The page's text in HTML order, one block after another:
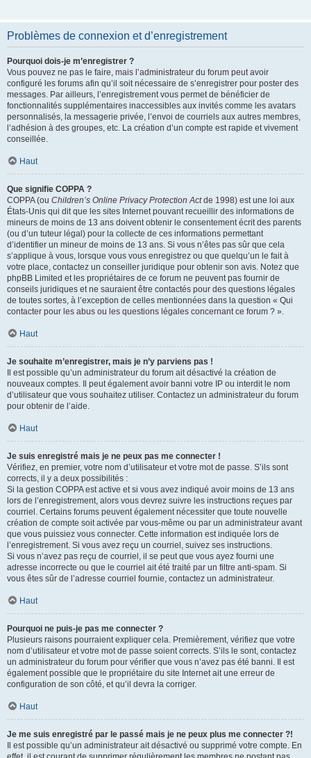
Problèmes de connexion et d’enregistrement
Pourquoi dois-je m’enregistrer ?
Vous pouvez ne pas le faire, mais l’administrateur du forum peut avoir
configuré les forums afin qu’il soit nécessaire de s’enregistrer pour poster des
messages. Par ailleurs, l’enregistrement vous permet de bénéficier de
fonctionnalités supplémentaires inaccessibles aux invités comme les avatars
personnalisés, la messagerie privée, l’envoi de courriels aux autres membres,
l’adhésion à des groupes, etc. La création d’un compte est rapide et vivement
conseillée.
Haut
Que signifie COPPA ?
COPPA (ou Children’s Online Privacy Protection Actde 1998) est une loi aux
États-Unis qui dit que les sites Internet pouvant recueillir des informations de
mineurs de moins de 13 ans doivent obtenir le consentement écrit des parents
(ou d’un tuteur légal) pour la collecte de ces informations permettant
d’identifier un mineur de moins de 13 ans. Si vous n’êtes pas sûr que cela
s’applique à vous, lorsque vous vous enregistrez ou que quelqu’un le fait à
votre place, contactez un conseiller juridique pour obtenir son avis. Notez que
phpBB Limited et les propriétaires de ce forum ne peuvent pas fournir de
conseils juridiques et ne sauraient être contactés pour des questions légales
de toutes sortes, à l’exception de celles mentionnées dans la question « Qui
contacter pour les abus ou les questions légales concernant ce forum ? ».
Haut
Je souhaite m’enregistrer, mais je n’y parviens pas !
Il est possible qu’un administrateur du forum ait désactivé la création de
nouveaux comptes. Il peut également avoir banni votre IP ou interdit le nom
d’utilisateur que vous souhaitez utiliser. Contactez un administrateur du forum
pour obtenir de l’aide.
Haut
Je suis enregistré mais je ne peux pas me connecter !
Vérifiez, en premier, votre nom d’utilisateur et votre mot de passe. S’ils sont
corrects, il y a deux possibilités :
Si la gestion COPPA est active et si vous avez indiqué avoir moins de 13 ans
lors de l’enregistrement, alors vous devrez suivre les instructions reçues par
courriel. Certains forums peuvent également nécessiter que toute nouvelle
création de compte soit activée par vous-même ou par un administrateur avant
que vous puissiez vous connecter. Cette information est indiquée lors de
l’enregistrement. Si vous avez reçu un courriel, suivez ses instructions.
Si vous n’avez pas reçu de courriel, il se peut que vous ayez fourni une
adresse incorrecte ou que le courriel ait été traité par un filtre anti-spam. Si
vous êtes sûr de l’adresse courriel fournie, contactez un administrateur.
Haut
Pourquoi ne puis-je pas me connecter ?
Plusieurs raisons pourraient expliquer cela. Premièrement, vérifiez que votre
nom d’utilisateur et votre mot de passe soient corrects. S’ils le sont, contactez
un administrateur du forum pour vérifier que vous n’avez pas été banni. Il est
également possible que le propriétaire du site Internet ait une erreur de
configuration de son côté, et qu’il devra la corriger.
Haut
Je me suis enregistré par le passé mais je ne peux plus me connecter ?!
Il est possible qu’un administrateur ait désactivé ou supprimé votre compte. En